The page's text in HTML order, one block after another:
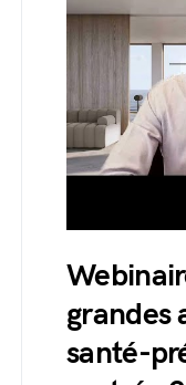
grandes
santé-